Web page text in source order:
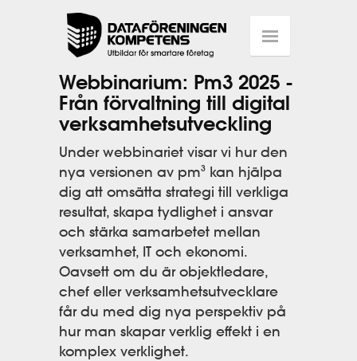
Webbinarium: Pm3 2025 -
Från förvaltning till digital
verksamhetsutveckling
Under webbinariet visar vi hur den
nya versionen av pm³ kan hjälpa
dig att omsätta strategi till verkliga
resultat, skapa tydlighet i ansvar
och stärka samarbetet mellan
verksamhet, IT och ekonomi.
Oavsett om du är objektledare,
chef eller verksamhetsutvecklare
får du med dig nya perspektiv på
hur man skapar verklig effekt i en
komplex verklighet.